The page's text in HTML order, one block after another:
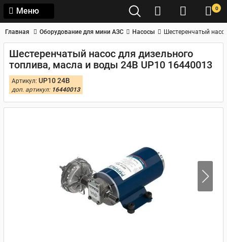
Меню 0
Главная Оборудование для мини АЗС Насосы Шестеренчатый
Шестеренчатый насос для дизельного
топлива, масла и воды 24В UP10 16440013
Артикул: UP10 24В
доп. артикул: 16440013